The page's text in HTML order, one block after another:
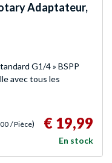
Adaptateur,
G1/4 » BSPP
avec tous les
/ Pièce) € 19,99
En stock